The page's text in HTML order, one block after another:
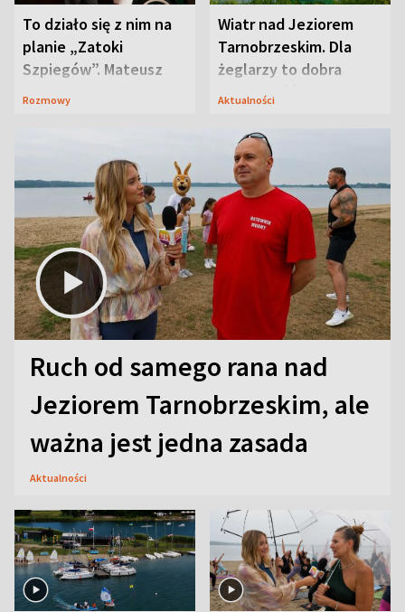
To działo się z nim na
planie „Zatoki
Szpiegów”. Mateusz
Janicki odsłonił
Rozmowy
Wiatr nad Jeziorem
Tarnobrzeskim. Dla
żeglarzy to dobra
wiadomość
Aktualności
Ruch od samego rana nad
Jeziorem Tarnobrzeskim, ale
ważna jest jedna zasada
Aktualności